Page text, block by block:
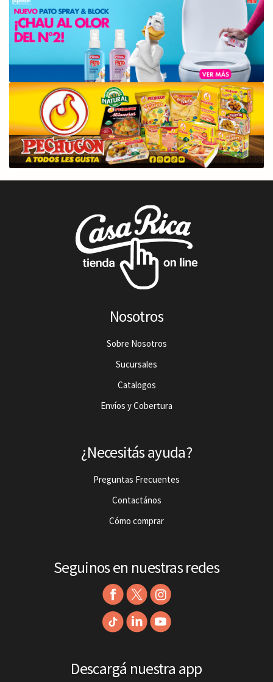
Nosotros
Sobre Nosotros
Sucursales
Catalogos
Envíos y Cobertura
¿Necesitás ayuda?
Preguntas Frecuentes
Contactános
Cómo comprar
Seguinos en nuestras redes
Descargá nuestra app